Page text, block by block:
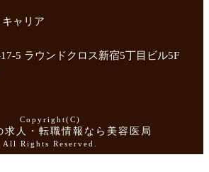
ャリア
5 ラウンドクロス新宿5丁目ビル5F
Copyright(C)
求人・転職情報なら美容医局
All Rights Reserved.